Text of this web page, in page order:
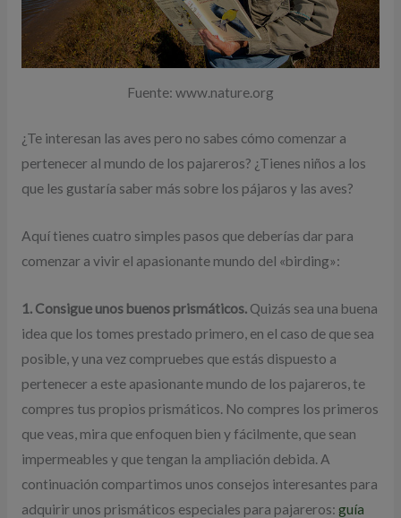
Fuente: www.nature.org
¿Te interesan las aves pero no sabes cómo comenzar a
pertenecer al mundo de los pajareros? ¿Tienes niños a los
que les gustaría saber más sobre los pájaros y las aves?
Aquí tienes cuatro simples pasos que deberías dar para
comenzar a vivir el apasionante mundo del «birding»:
1. Consigue unos buenos prismáticos.Quizás sea una buena
idea que los tomes prestado primero, en el caso de que sea
posible, y una vez compruebes que estás dispuesto a
pertenecer a este apasionante mundo de los pajareros, te
compres tus propios prismáticos. No compres los primeros
que veas, mira que enfoquen bien y fácilmente, que sean
impermeables y que tengan la ampliación debida. A
continuación compartimos unos consejos interesantes para
adquirir unos prismáticos especiales para pajareros: guía